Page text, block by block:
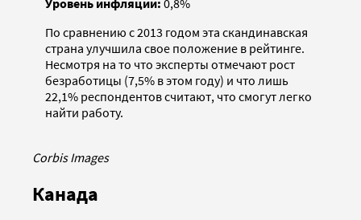
Уровень инфляции: 0,8%
По сравнению с 2013 годом эта скандинавская
страна улучшила свое положение в рейтинге.
Несмотря на то что эксперты отмечают рост
безработицы (7,5% в этом году) и что лишь
22,1% респондентов считают, что смогут легко
найти работу.
Corbis Images
Канада